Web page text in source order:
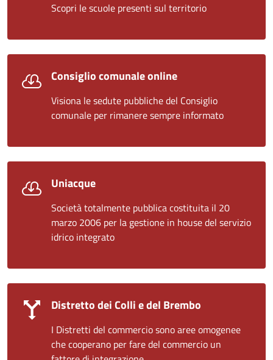
Scopri le scuole presenti sul territorio
Consiglio comunale online
Visiona le sedute pubbliche del Consiglio
comunale per rimanere sempre informato
Uniacque
Società totalmente pubblica costituita il 20
marzo 2006 per la gestione in house del servizio
idrico integrato
Distretto dei Colli e del Brembo
I Distretti del commercio sono aree omogenee
che cooperano per fare del commercio un